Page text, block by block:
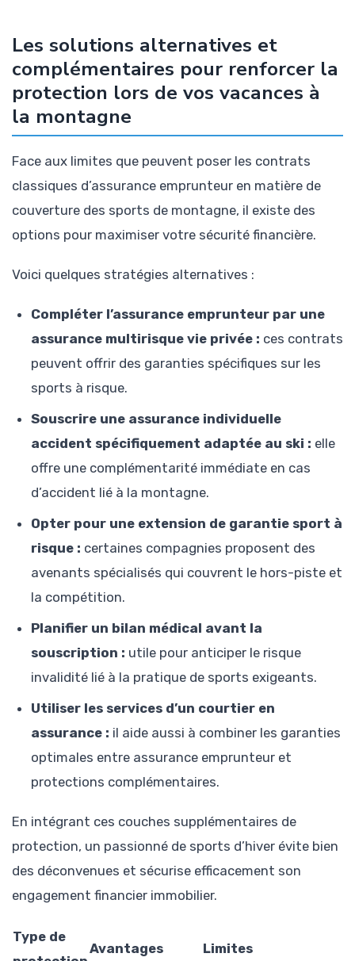
Les solutions alternatives et
complémentaires pour renforcer la
protection lors de vos vacances à
la montagne
Face aux limites que peuvent poser les contrats
classiques d’assurance emprunteur en matière de
couverture des sports de montagne, il existe des
options pour maximiser votre sécurité financière.
Voici quelques stratégies alternatives :
Compléter l’assurance emprunteur par une
assurance multirisque vie privée : ces contrats
peuvent offrir des garanties spécifiques sur les
sports à risque.
Souscrire une assurance individuelle
accident spécifiquement adaptée au ski : elle
offre une complémentarité immédiate en cas
d’accident lié à la montagne.
Opter pour une extension de garantie sport à
risque : certaines compagnies proposent des
avenants spécialisés qui couvrent le hors-piste et
la compétition.
Planifier un bilan médical avant la
souscription : utile pour anticiper le risque
invalidité lié à la pratique de sports exigeants.
Utiliser les services d’un courtier en
assurance : il aide aussi à combiner les garanties
optimales entre assurance emprunteur et
protections complémentaires.
En intégrant ces couches supplémentaires de
protection, un passionné de sports d’hiver évite bien
des déconvenues et sécurise efficacement son
engagement financier immobilier.
Type de
Avantages Limites